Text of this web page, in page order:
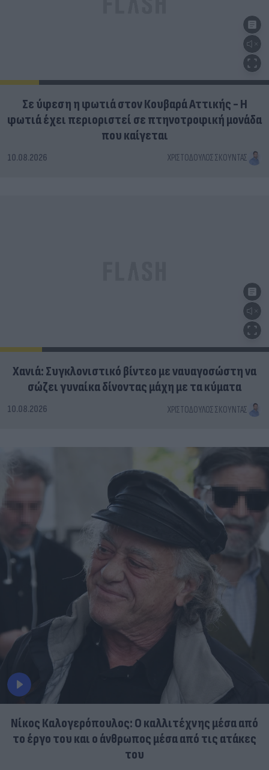
Σε ύφεση η φωτιά στον Κουβαρά Αττικής - Η
φωτιά έχει περιοριστεί σε πτηνοτροφική μονάδα
που καίγεται
10.08.2026 ΧΡΙΣΤΌΔΟΥΛΟΣ ΣΚΟΎΝΤΑΣ
Χανιά: Συγκλονιστικό βίντεο με ναυαγοσώστη να
σώζει γυναίκα δίνοντας μάχη με τα κύματα
10.08.2026 ΧΡΙΣΤΌΔΟΥΛΟΣ ΣΚΟΎΝΤΑΣ
Νίκος Καλογερόπουλος: Ο καλλιτέχνης μέσα από
το έργο του και ο άνθρωπος μέσα από τις ατάκες
του